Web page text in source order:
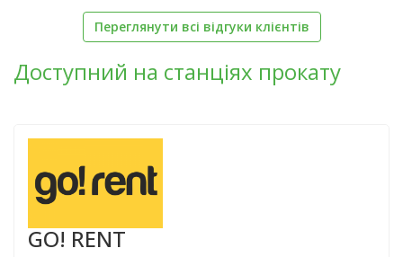
Переглянути всі відгуки клієнтів
Доступний на станціях прокату
GO! RENT